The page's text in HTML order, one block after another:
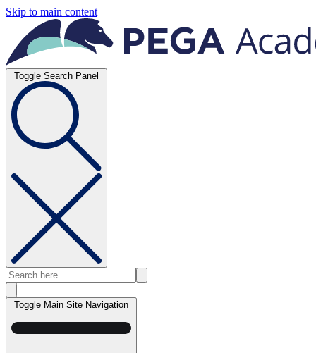
Skip to main content
Toggle Search Panel
Toggle Main Site Navigation